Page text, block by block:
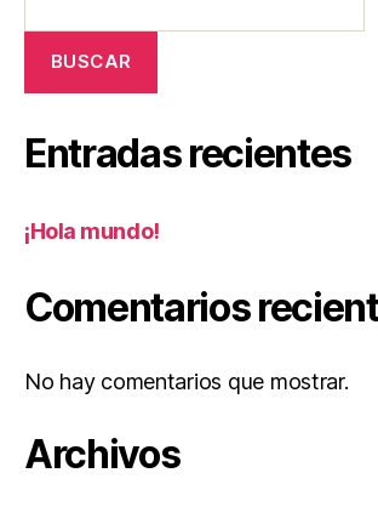
BUSCAR
Entradas recientes
¡Hola mundo!
Comentarios
No hay comentarios que mostrar.
Archivos